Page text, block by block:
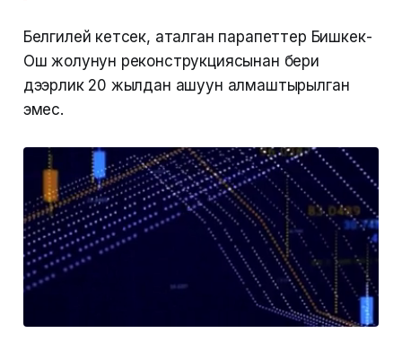
Белгилей кетсек, аталган парапеттер Бишкек-
Ош жолунун реконструкциясынан бери
дээрлик 20 жылдан ашуун алмаштырылган
эмес.